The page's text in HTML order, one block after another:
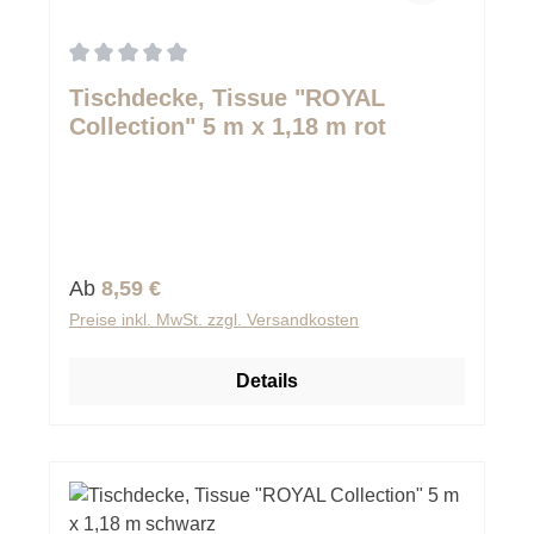
Tischdecke, Tissue "ROYAL
Collection" 5 m x 1,18 m rot
Regulärer Preis:
Ab 8,59 €
Preise inkl. MwSt. zzgl. Versandkosten
Details